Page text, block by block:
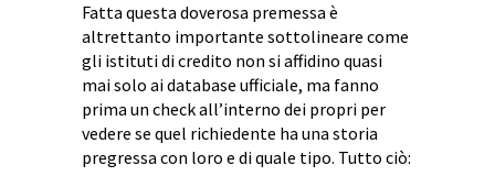
Fatta questa doverosa premessa è
altrettanto importante sottolineare come
gli istituti di credito non si affidino quasi
mai solo ai database ufficiale, ma fanno
prima un check all’interno dei propri per
vedere se quel richiedente ha una storia
pregressa con loro e di quale tipo. Tutto ciò: